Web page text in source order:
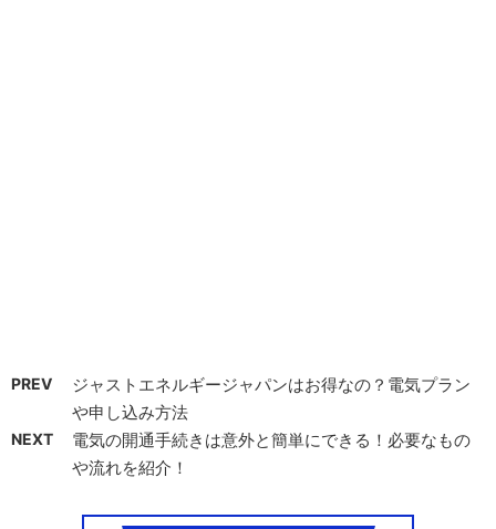
PREV
ジャストエネルギージャパンはお得なの？電気プラン
や申し込み方法
NEXT
電気の開通手続きは意外と簡単にできる！必要なもの
や流れを紹介！